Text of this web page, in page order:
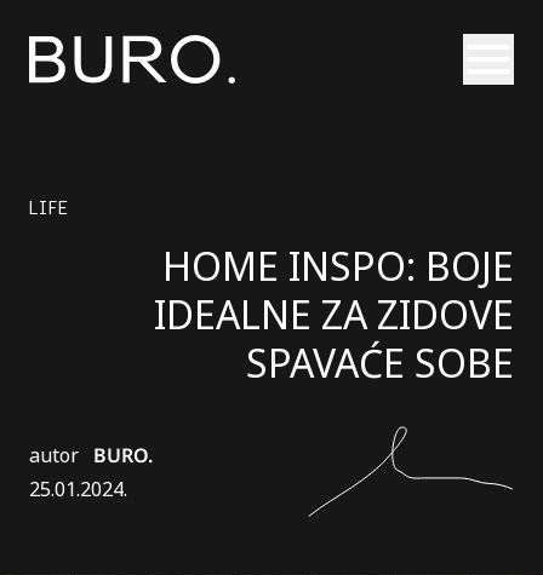
LIFE
HOME INSPO: BOJE
IDEALNE ZA ZIDOVE
SPAVAĆE SOBE
autor BURO.
25.01.2024.